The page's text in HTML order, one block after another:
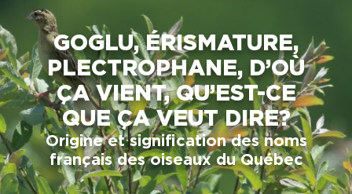
GOGLU, ÉRISMATURE,
PLECTROPHANE, D’OÙ
ÇA VIENT, QU’EST-CE
QUE ÇA VEUT DIRE?
Origine et signification des noms
français des oiseaux du Québec